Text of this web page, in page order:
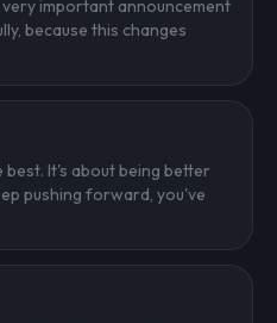
important announcement
because this changes
best. It's about being better
pushing forward, you've